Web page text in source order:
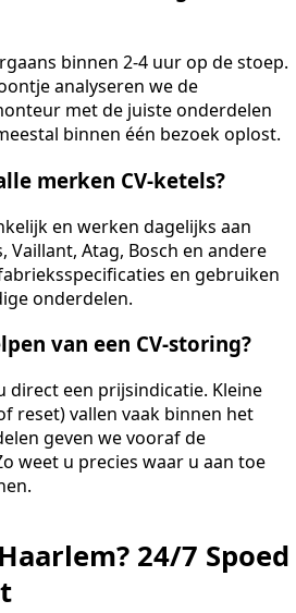
binnen 2-4 uur op de stoep.
analyseren we de
met de juiste onderdelen
binnen één bezoek oplost.
merken CV-ketels?
en werken dagelijks aan
Vaillant, Atag, Bosch en andere
en gebruiken
onderdelen.
van een CV-storing?
direct een prijsindicatie. Kleine
reset) vallen vaak binnen het
geven we vooraf de
weet u precies waar u aan toe
24/7 Spoed